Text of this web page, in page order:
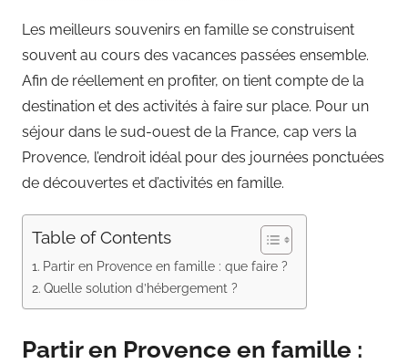
Les meilleurs souvenirs en famille se construisent
souvent au cours des vacances passées ensemble.
Afin de réellement en profiter, on tient compte de la
destination et des activités à faire sur place. Pour un
séjour dans le sud-ouest de la France, cap vers la
Provence, l’endroit idéal pour des journées ponctuées
de découvertes et d’activités en famille.
Table of Contents
Partir en Provence en famille : que faire ?
Quelle solution d’hébergement ?
Partir en Provence en famille :